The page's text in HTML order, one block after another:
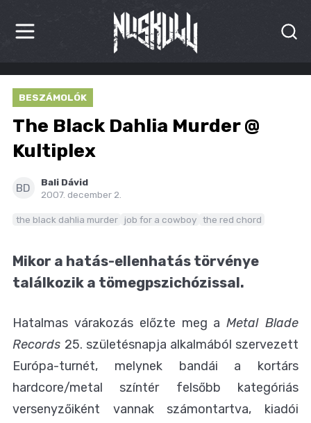
HÍREK
KRITIKÁK
BESZÁMOLÓK
MÁSVILÁG
BESZÁMOLÓK
The Black Dahlia Murder @
Kultiplex
BD
Bali Dávid
2007. december 2.
the black dahlia murder job for a cowboy the red chord
Mikor a hatás-ellenhatás törvénye
találkozik a tömegpszichózissal.
Hatalmas várakozás előzte meg aMetal Blade
Records 25. születésnapja alkalmából szervezett
Európa-turnét, melynek bandái a kortárs
hardcore/metal színtér felsőbb kategóriás
versenyzőiként vannak számontartva, kiadói